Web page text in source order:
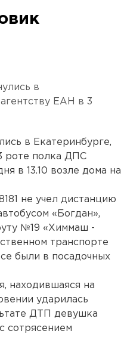
в
ЕАН в 3
в Екатеринбурге,
роте полка ДПС
в 13.10 возле дома на
не учел дистанцию
«Богдан»,
№19 «Химмаш -
транспорте
были в посадочных
находившаяся на
ударилась
ДТП девушка
сотрясением